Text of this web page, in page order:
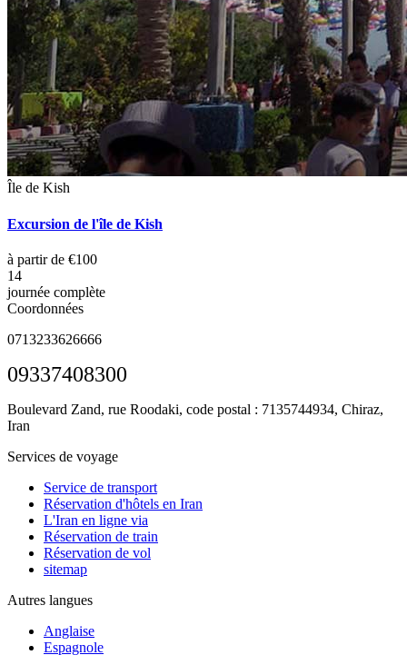
Île de Kish
Excursion de l'île de Kish
à partir de €100
14
journée complète
Coordonnées
0713233626666
09337408300
Boulevard Zand, rue Roodaki, code postal : 7135744934, Chiraz,
Iran
Services de voyage
Service de transport
Réservation d'hôtels en Iran
L'Iran en ligne via
Réservation de train
Réservation de vol
sitemap
Autres langues
Anglaise
Espagnole